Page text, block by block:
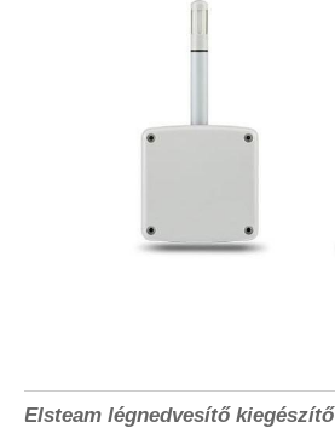
Elsteam légnedvesítő kiegészítő